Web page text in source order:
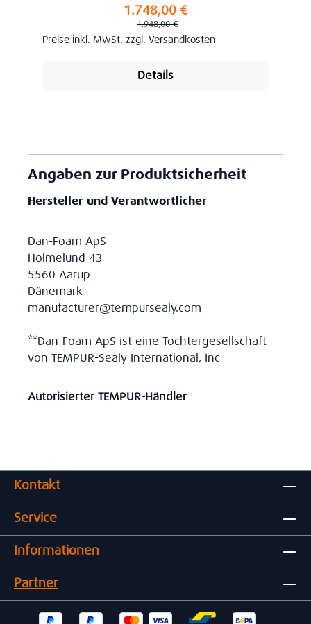
Verkaufspreis:1.748,00 €
Regulärer Preis:
1.948,00 €
Preise inkl. MwSt. zzgl. Versandkosten
Details
Angaben zur Produktsicherheit
Hersteller und Verantwortlicher
Dan-Foam ApS
Holmelund 43
5560 Aarup
Dänemark
manufacturer@tempursealy.com
**Dan-Foam ApS ist eine Tochtergesellschaft
von TEMPUR-Sealy International, Inc
Autorisierter TEMPUR-Händler
Kontakt
Service
Informationen
Partner